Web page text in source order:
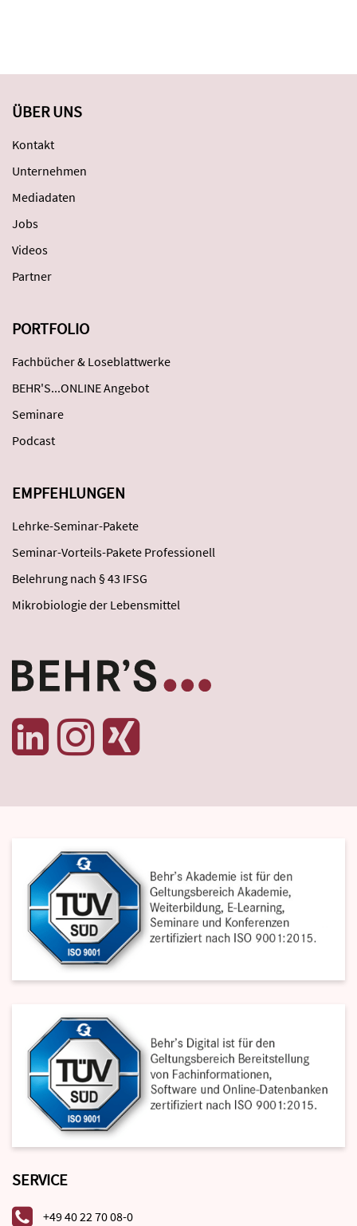
ÜBER UNS
Kontakt
Unternehmen
Mediadaten
Jobs
Videos
Partner
PORTFOLIO
Fachbücher & Loseblattwerke
BEHR'S...ONLINE Angebot
Seminare
Podcast
EMPFEHLUNGEN
Lehrke-Seminar-Pakete
Seminar-Vorteils-Pakete Professionell
Belehrung nach § 43 IFSG
Mikrobiologie der Lebensmittel
SERVICE
+49 40 22 70 08-0